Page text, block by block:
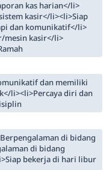
kas harian</li>
kasir</li><li>Siap
dan komunikatif</li>
mesin kasir</li>
dan memiliki
li><li>Percaya diri dan
di bidang
di bidang
bekerja di hari libur